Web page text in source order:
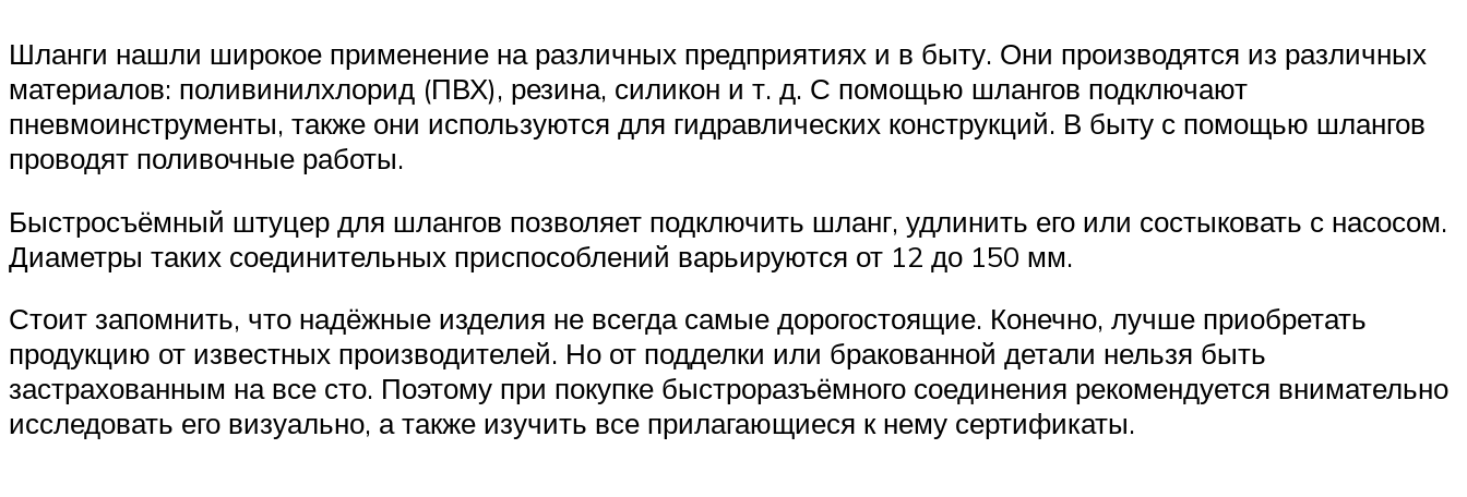
Шланги нашли широкое применение на различных предприятиях и в быту. Они производятся из различных
материалов: поливинилхлорид (ПВХ), резина, силикон и т. д. С помощью шлангов подключают
пневмоинструменты, также они используются для гидравлических конструкций. В быту с помощью шлангов
проводят поливочные работы.
Быстросъёмный штуцер для шлангов позволяет подключить шланг, удлинить его или состыковать с насосом.
Диаметры таких соединительных приспособлений варьируются от 12 до 150 мм.
Стоит запомнить, что надёжные изделия не всегда самые дорогостоящие. Конечно, лучше приобретать
продукцию от известных производителей. Но от подделки или бракованной детали нельзя быть
застрахованным на все сто. Поэтому при покупке быстроразъёмного соединения рекомендуется внимательно
исследовать его визуально, а также изучить все прилагающиеся к нему сертификаты.